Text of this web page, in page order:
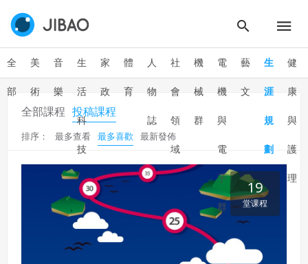
全
部
美
術
音
樂
生
活
科
技
家
政
體
育
人
物
誌
社
會
領
域
機
械
群
電
機
與
電
子
群
藝
文
生
涯
規
劃
健
康
與
護
理
全部課程 投稿課程
排序： 最多查看 最多喜歡 最新發佈
19
堂课程
還沒有註冊帳號嗎？點擊
想起密碼了嗎？點擊立刻登入
策。
三、著作權授權
會員得於本系統內使用授權內容，除經著作權人有標示採取
創用CC授權或其他授權者，會員不得重製、轉載、散布或類
似方法流通授權內容。
本系統防盜拷措施或類似措施，會員不得予以破解、破壞或
以其他方法規避。
會員使用本系統之費用，由吉寶系統公司定之並按月收取。
吉寶系統公司得不定期公告與調整費用。
四、會員授權
會員享有其創作之衍生著作的著作權，但會員同意吉寶系統
公司得於該著作權存續期間內無償使用，包括再授權之權
我同意上述會員條款
同意上述條款，確定註冊